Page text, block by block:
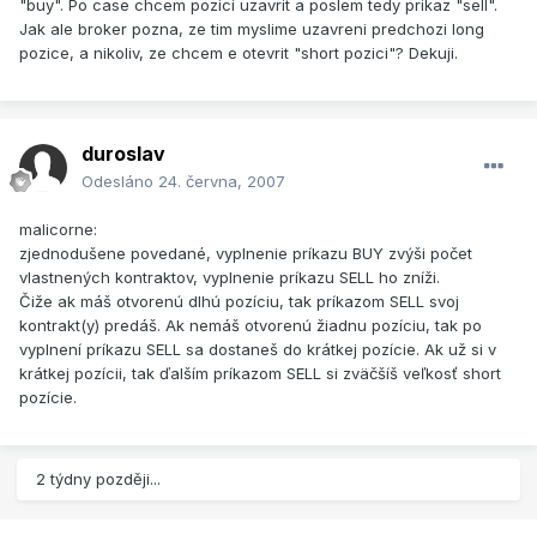
"buy". Po case chcem pozici uzavrit a poslem tedy prikaz "sell".
Jak ale broker pozna, ze tim myslime uzavreni predchozi long
pozice, a nikoliv, ze chcem e otevrit "short pozici"? Dekuji.
duroslav
Odesláno 24. června, 2007
malicorne:
zjednodušene povedané, vyplnenie príkazu BUY zvýši počet
vlastnených kontraktov, vyplnenie príkazu SELL ho zníži.
Čiže ak máš otvorenú dlhú pozíciu, tak príkazom SELL svoj
kontrakt(y) predáš. Ak nemáš otvorenú žiadnu pozíciu, tak po
vyplnení príkazu SELL sa dostaneš do krátkej pozície. Ak už si v
krátkej pozícii, tak ďalším príkazom SELL si zväčšíš veľkosť short
pozície.
2 týdny později...